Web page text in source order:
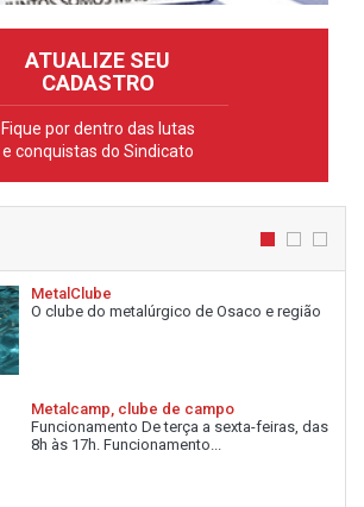
ATUALIZE SEU
CADASTRO
Fique por dentro das lutas
e conquistas do Sindicato
MetalClube
O clube do metalúrgico de Osaco e região
Metalcamp, clube de campo
Funcionamento De terça a sexta-feiras, das
8h às 17h. Funcionamento...